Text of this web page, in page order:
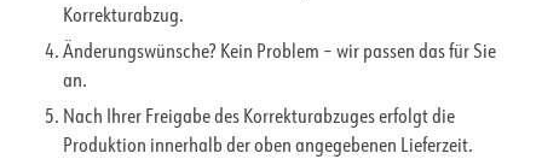
Korrekturabzug.
Änderungswünsche? Kein Problem – wir passen das für Sie
an.
Nach Ihrer Freigabe des Korrekturabzuges erfolgt die
Produktion innerhalb der oben angegebenen Lieferzeit.